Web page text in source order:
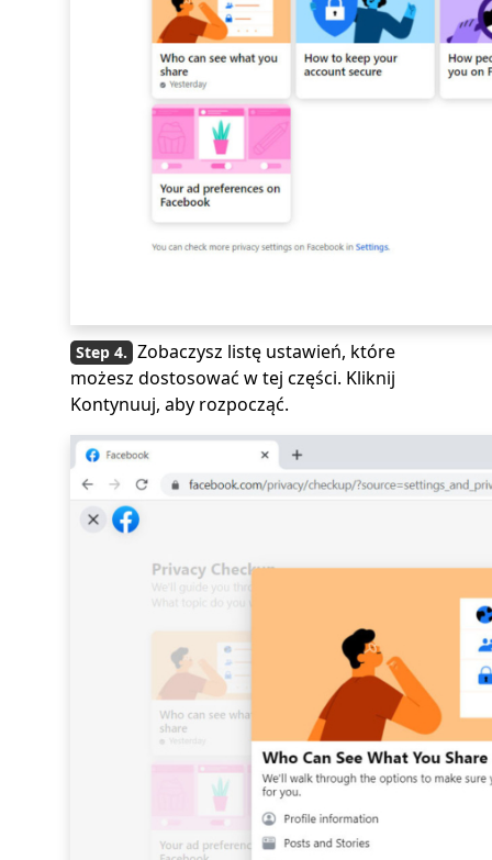
Zobaczysz listę ustawień, które
możesz dostosować w tej części. Kliknij
Kontynuuj, aby rozpocząć.